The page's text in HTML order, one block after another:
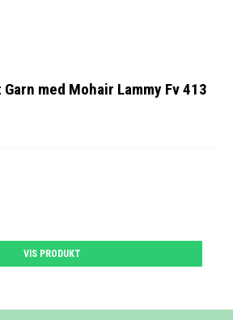
med Mohair Lammy Fv 413
VIS PRODUKT